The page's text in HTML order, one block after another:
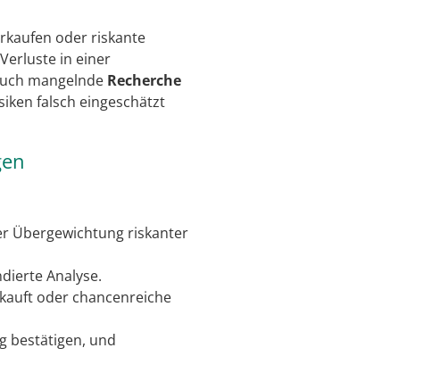
oder riskante
in einer
mangelnde Recherche
falsch eingeschätzt
Übergewichtung riskanter
Analyse.
oder chancenreiche
bestätigen, und